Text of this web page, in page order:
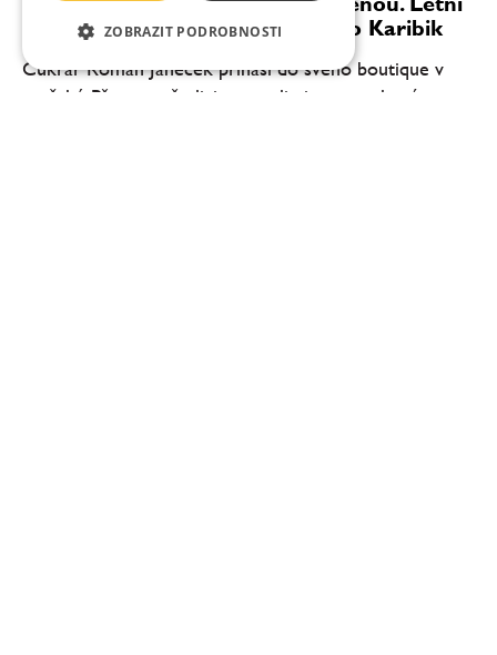
novinka Piña Colada chutná jako Karibik
Cukrář Roman Janeček přináší do svého boutique v
pražské Pštrossově ulici novou limitovanou letní
ZOBRAZIT PODROBNOSTI